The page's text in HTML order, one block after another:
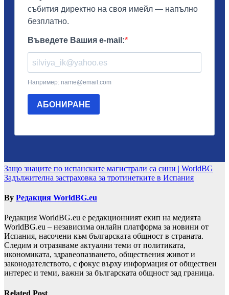
Навигация
Защо знаците по испанските магистрали са сини | WorldBG
Задължителна застраховка за тротинетките в Испания
By Редакция WorldBG.eu
Редакция WorldBG.eu е редакционният екип на медията
WorldBG.eu – независима онлайн платформа за новини от
Испания, насочени към българската общност в страната.
Следим и отразяваме актуални теми от политиката,
икономиката, здравеопазването, обществения живот и
законодателството, с фокус върху информация от обществен
интерес и теми, важни за българската общност зад граница.
Related Post